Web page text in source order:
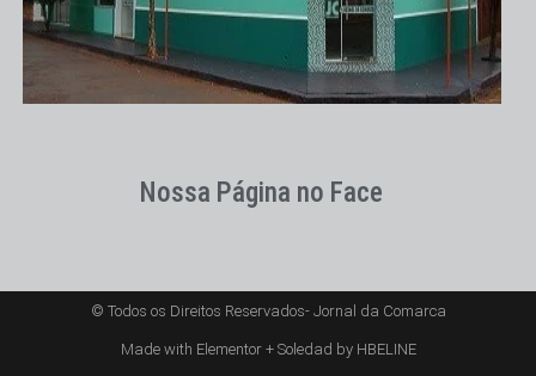
Nossa Página no Face
© Todos os Direitos Reservados- Jornal da Comarca
Made with Elementor + Soledad by HBELINE